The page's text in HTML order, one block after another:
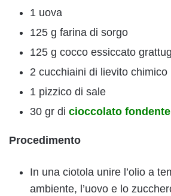
1 uova
125 g farina di sorgo
125 g cocco essiccato
2 cucchiaini di lievito chimico
1 pizzico di sale
30 gr di cioccolato fondente
Procedimento
In una ciotola unire l’olio a
ambiente, l’uovo e lo